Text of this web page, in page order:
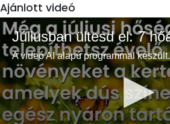
Ajánlott videó
A videó AI alapú programmal készült.